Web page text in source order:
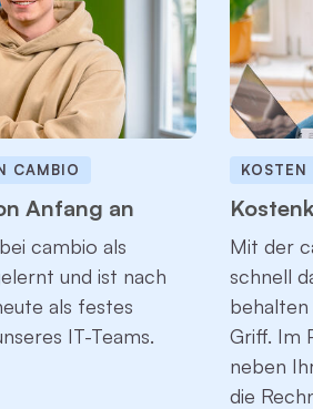
CAMBIO
Anfang an
cambio als
und ist nach
als festes
IT-Teams.
KOSTEN
Mit der
schnell
Griff. Im
neben
die